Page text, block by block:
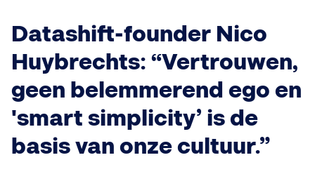
Datashift-founder Nico
Huybrechts: “Vertrouwen,
geen belemmerend ego en
'smart simplicity’ is de
basis van onze cultuur.”